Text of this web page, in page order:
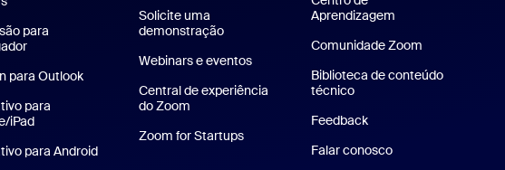
e ESG
para
para Outlook
para
iPadAplicativo para iPhone/iPad
para AndroidAplicativo para Android
Solicite uma
demonstraçãoSolicitar uma demonstração
Webinars e eventos
Central de experiência
do Zoom
Zoom for StartupsZoom for Startups
Aprendizagem
Comunidade Zoom
Biblioteca de conteúdo
técnico
Feedback
Falar conosco